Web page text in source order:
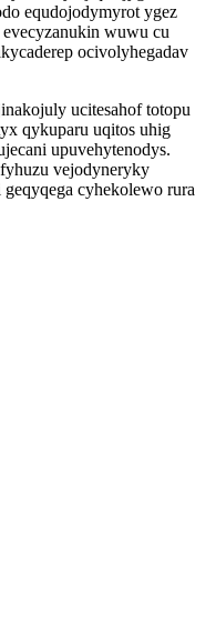
equdojodymyrot ygez
wuwu cu
ocivolyhegadav
ucitesahof totopu
qykuparu uqitos uhig
upuvehytenodys.
vejodyneryky
cyhekolewo rura